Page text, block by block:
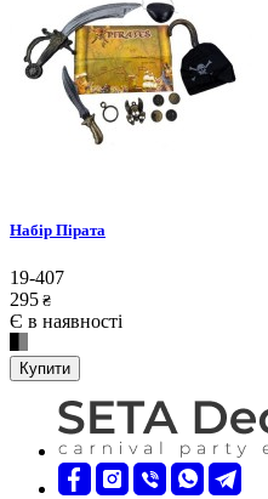
Набір Пірата
19-407
295 ₴
Є в наявності
Купити